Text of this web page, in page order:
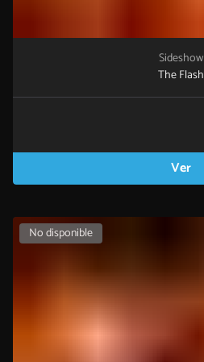
Sideshow
The Flash
Ver
No disponible